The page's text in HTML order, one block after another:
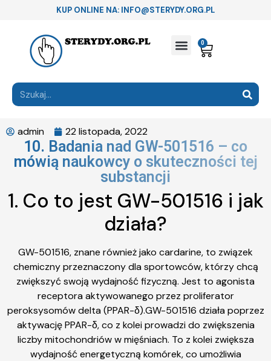
KUP ONLINE NA: INFO@STERYDY.ORG.PL
0
admin 22 listopada, 2022
10. Badania nad GW-501516 – co
mówią naukowcy o skuteczności tej
substancji
1. Co to jest GW-501516 i jak
działa?
GW-501516, znane również jako cardarine, to związek
chemiczny przeznaczony dla sportowców, którzy chcą
zwiększyć swoją wydajność fizyczną. Jest to agonista
receptora aktywowanego przez proliferator
peroksysomów delta (PPAR-δ).GW-501516 działa poprzez
aktywację PPAR-δ, co z kolei prowadzi do zwiększenia
liczby mitochondriów w mięśniach. To z kolei zwiększa
wydajność energetyczną komórek, co umożliwia